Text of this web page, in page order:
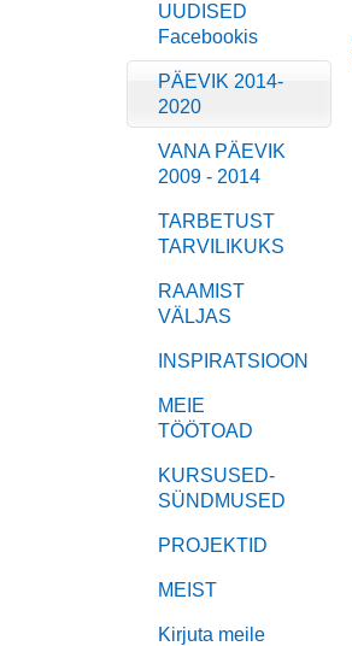
UUDISED
Facebookis
PÄEVIK 2014-
2020
VANA PÄEVIK
2009 - 2014
TARBETUST
TARVILIKUKS
RAAMIST
VÄLJAS
INSPIRATSIOON
MEIE
TÖÖTOAD
KURSUSED-
SÜNDMUSED
PROJEKTID
MEIST
Kirjuta meile